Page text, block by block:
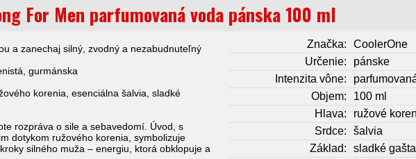
For Men parfumovaná voda pánska 100 ml
a zanechaj silný, zvodný a nezabudnuteľný
gurmánska
korenia, esenciálna šalvia, sladké
rozpráva o sile a sebavedomí. Úvod, s
dotykom ružového korenia, symbolizuje
silného muža – energiu, ktorá obklopuje a
Značka:
CoolerOne
Určenie:
pánske
Intenzita vône:
Objem:
100 ml
Hlava:
ružové
Srdce:
šalvia
Základ:
sladké